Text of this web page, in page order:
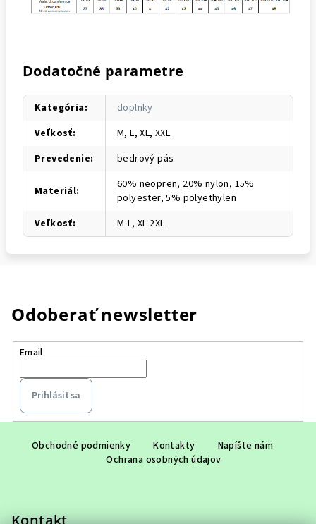
Dodatočné parametre
Kategória:
doplnky
Veľkosť:
M, L, XL, XXL
Prevedenie: bedrový pás
Materiál:
60% neopren, 20% nylon, 15%
polyester, 5% polyethylen
Veľkosť: M-L, XL-2XL
Odoberať newsletter
Email
Prihlásiť sa
Obchodné podmienky Kontakty
Napíšte nám
Ochrana osobných údajov
Kontakt